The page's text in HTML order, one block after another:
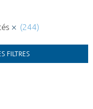
(244)
FILTRES